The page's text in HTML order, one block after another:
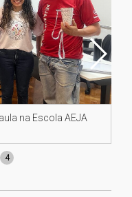
na Escola AEJA
4